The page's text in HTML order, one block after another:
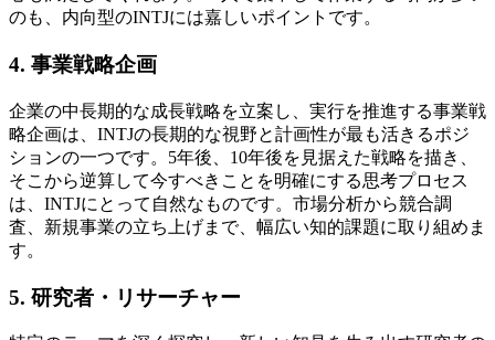
のも、内向型のINTJには嘉しいポイントです。
4. 事業戦略企画
企業の中長期的な成長戦略を立案し、実行を推進する事業戦
略企画は、INTJの長期的な視野と計画性が最も活きるポジ
ションの一つです。5年後、10年後を見据えた戦略を描き、
そこから逆算して今すべきことを明確にする思考プロセス
は、INTJにとって自然なものです。市場分析から競合調
査、新規事業の立ち上げまで、幅広い知的課題に取り組めま
す。
5. 研究者・リサーチャー